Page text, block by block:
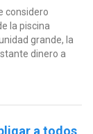
considero
la piscina
grande, la
dinero a
a todos